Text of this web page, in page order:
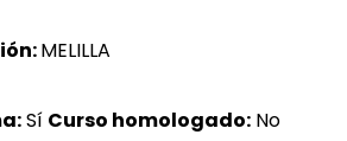
MELILLA
Sí Curso homologado: No